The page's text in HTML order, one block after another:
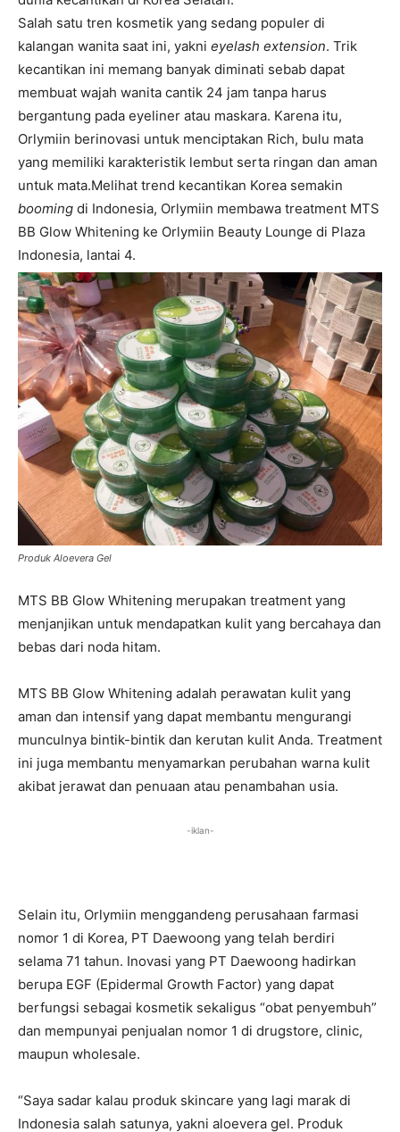
Salah satu tren kosmetik yang sedang populer di
kalangan wanita saat ini, yakni eyelash extension. Trik
kecantikan ini memang banyak diminati sebab dapat
membuat wajah wanita cantik 24 jam tanpa harus
bergantung pada eyeliner atau maskara. Karena itu,
Orlymiin berinovasi untuk menciptakan Rich, bulu mata
yang memiliki karakteristik lembut serta ringan dan aman
untuk mata.Melihat trend kecantikan Korea semakin
booming di Indonesia, Orlymiin membawa treatment MTS
BB Glow Whitening ke Orlymiin Beauty Lounge di Plaza
Indonesia, lantai 4.
Produk Aloevera Gel
MTS BB Glow Whitening merupakan treatment yang
menjanjikan untuk mendapatkan kulit yang bercahaya dan
bebas dari noda hitam.
MTS BB Glow Whitening adalah perawatan kulit yang
aman dan intensif yang dapat membantu mengurangi
munculnya bintik-bintik dan kerutan kulit Anda. Treatment
ini juga membantu menyamarkan perubahan warna kulit
akibat jerawat dan penuaan atau penambahan usia.
-iklan-
Selain itu, Orlymiin menggandeng perusahaan farmasi
nomor 1 di Korea, PT Daewoong yang telah berdiri
selama 71 tahun. Inovasi yang PT Daewoong hadirkan
berupa EGF (Epidermal Growth Factor) yang dapat
berfungsi sebagai kosmetik sekaligus “obat penyembuh”
dan mempunyai penjualan nomor 1 di drugstore, clinic,
maupun wholesale.
“Saya sadar kalau produk skincare yang lagi marak di
Indonesia salah satunya, yakni aloevera gel. Produk